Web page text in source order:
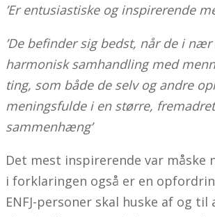
’Er entusiastiske og inspirerende
’De befinder sig bedst, når de i nær
harmonisk samhandling med
ting, som både de selv og andre
meningsfulde i en større,
sammenhæng’
Det mest inspirerende var måske
i forklaringen også er en
ENFJ-personer skal huske af og til